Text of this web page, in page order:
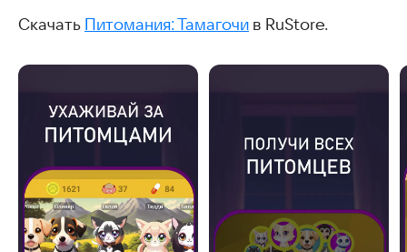
Скачать Питомания: Тамагочи в RuStore.